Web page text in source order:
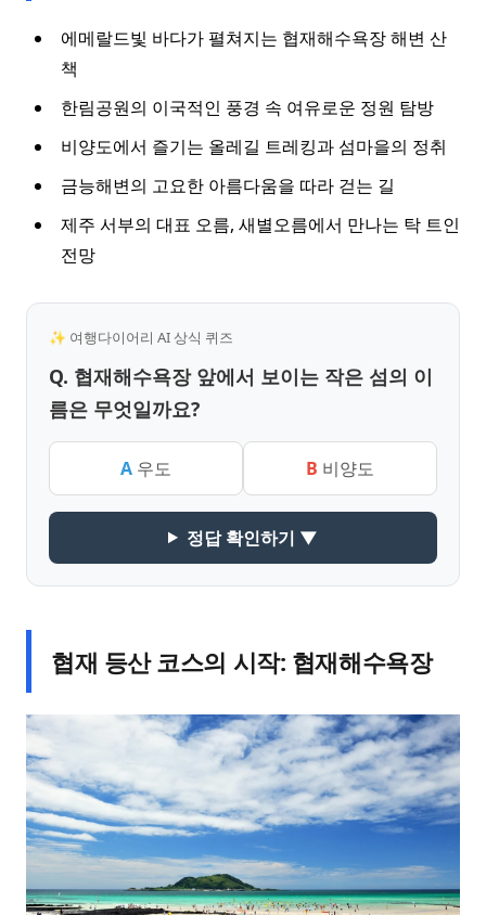
에메랄드빛 바다가 펼쳐지는 협재해수욕장 해변 산
책
한림공원의 이국적인 풍경 속 여유로운 정원 탐방
비양도에서 즐기는 올레길 트레킹과 섬마을의 정취
금능해변의 고요한 아름다움을 따라 걷는 길
제주 서부의 대표 오름, 새별오름에서 만나는 탁 트인
전망
✨ 여행다이어리 AI 상식 퀴즈
Q. 협재해수욕장 앞에서 보이는 작은 섬의 이
름은 무엇일까요?
A 우도 B 비양도
정답 확인하기 ▼
협재 등산 코스의 시작: 협재해수욕장